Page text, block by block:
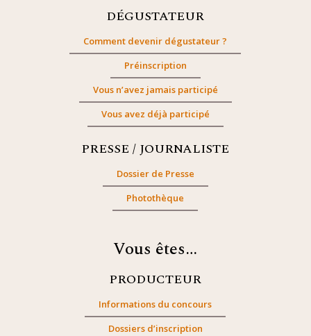
DÉGUSTATEUR
Comment devenir dégustateur ?
Préinscription
Vous n’avez jamais participé
Vous avez déjà participé
PRESSE / JOURNALISTE
Dossier de Presse
Photothèque
Vous êtes…
PRODUCTEUR
Informations du concours
Dossiers d’inscription